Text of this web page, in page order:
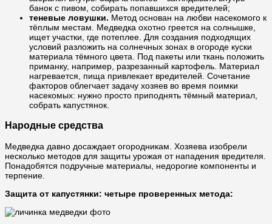
банок с пивом, собирать попавшихся вредителей;
теневые ловушки. Метод основан на любви насекомого к
тёплым местам. Медведка охотно греется на солнышке,
ищет участки, где потеплее. Для создания подходящих
условий разложить на солнечных зонах в огороде куски
материала тёмного цвета. Под пакеты или ткань положить
приманку, например, разрезанный картофель. Материал
нагревается, пища привлекает вредителей. Сочетание
факторов облегчает задачу хозяев во время поимки
насекомых: нужно просто приподнять тёмный материал,
собрать капустянок.
Народные средства
Медведка давно досаждает огородникам. Хозяева изобрели
несколько методов для защиты урожая от нападения вредителя.
Понадобятся подручные материалы, недорогие компоненты и
терпение.
Защита от капустянки: четыре проверенных метода: